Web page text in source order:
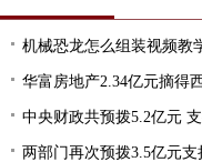
机械恐龙怎么组装视频教
华富房地产2.34亿元摘得
中央财政共预拨5.2亿元
两部门再次预拨3.5亿元